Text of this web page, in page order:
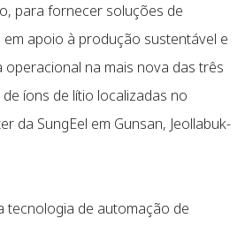
para fornecer soluções de
apoio à produção sustentável e
operacional na mais nova das três
íons de lítio localizadas no
da SungEel em Gunsan, Jeollabuk-
tecnologia de automação de